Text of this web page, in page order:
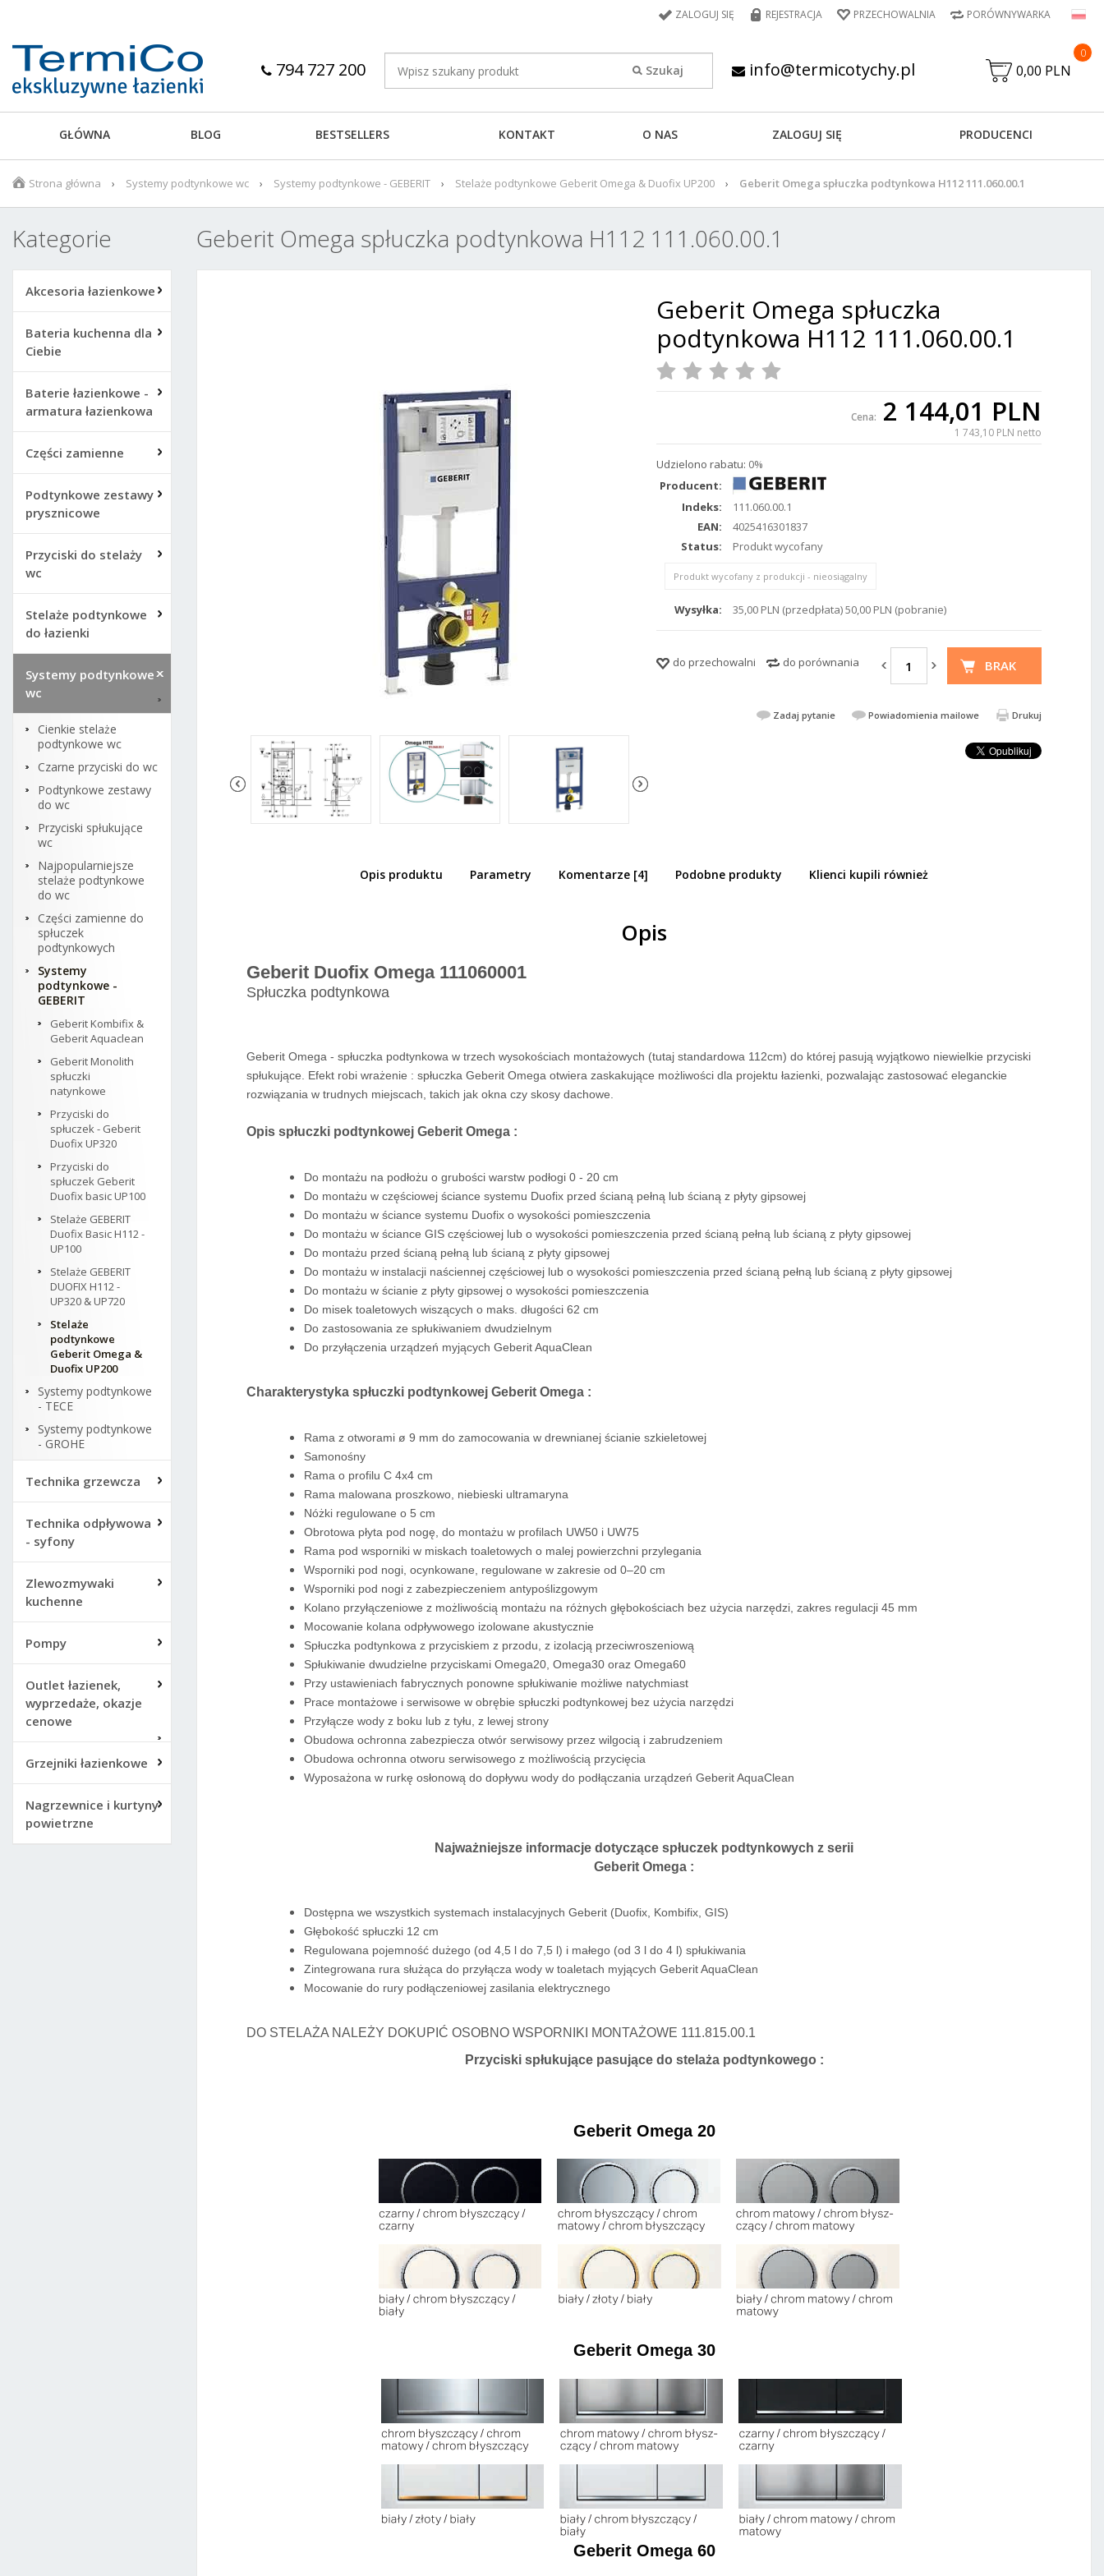
ZALOGUJ SIĘ REJESTRACJA PRZECHOWALNIA PORÓWNYWARKA
0,00 PLN
0
794 727 200 info@termicotychy.pl
GŁÓWNA BLOG BESTSELLERS KONTAKT O NAS ZALOGUJ SIĘ PRODUCENCI
Strona główna Systemy podtynkowe wc Systemy podtynkowe - GEBERIT Stelaże podtynkowe Geberit Omega & Duofix UP200 Geberit Omega spłuczka podtynkowa H112 111.060.00.1
Kategorie
Akcesoria łazienkowe
Bateria kuchenna dla
Ciebie
Baterie łazienkowe -
armatura łazienkowa
Części zamienne
Podtynkowe zestawy
prysznicowe
Przyciski do stelaży
wc
Stelaże podtynkowe
do łazienki
Systemy podtynkowe
wc
Cienkie stelaże
podtynkowe wc
Czarne przyciski do wc
Podtynkowe zestawy
do wc
Przyciski spłukujące
wc
Najpopularniejsze
stelaże podtynkowe
do wc
Części zamienne do
spłuczek
podtynkowych
Systemy
podtynkowe -
GEBERIT
Geberit Kombifix &
Geberit Aquaclean
Geberit Monolith
spłuczki
natynkowe
Przyciski do
spłuczek - Geberit
Duofix UP320
Przyciski do
spłuczek Geberit
Duofix basic UP100
Stelaże GEBERIT
Duofix Basic H112 -
UP100
Stelaże GEBERIT
DUOFIX H112 -
UP320 & UP720
Stelaże
podtynkowe
Geberit Omega &
Duofix UP200
Systemy podtynkowe
- TECE
Systemy podtynkowe
- GROHE
Technika grzewcza
Technika odpływowa
- syfony
Zlewozmywaki
kuchenne
Pompy
Outlet łazienek,
wyprzedaże, okazje
cenowe
Grzejniki łazienkowe
Nagrzewnice i kurtyny
powietrzne
Geberit Omega spłuczka podtynkowa H112 111.060.00.1
Geberit Omega spłuczka
podtynkowa H112 111.060.00.1
Cena: 2 144,01 PLN
1 743,10 PLN netto
Udzielono rabatu: 0%
Producent:
Indeks:
111.060.00.1
EAN:
4025416301837
Status:
Produkt wycofany
Produkt wycofany z produkcji - nieosiągalny
Wysyłka: 35,00 PLN (przedpłata) 50,00 PLN (pobranie)
do przechowalni do porównania BRAK
Zadaj pytanie Powiadomienia mailowe Drukuj
Geberit Omega spłuczka podtynkowa H112 2 144,01 PLN
Opis produktu Parametry Komentarze [4] Podobne produkty Klienci kupili również
Opis
Geberit Duofix Omega 111060001
Spłuczka podtynkowa
Geberit Omega - spłuczka podtynkowa w trzech wysokościach montażowych (tutaj standardowa 112cm) do której pasują wyjątkowo niewielkie przyciski
spłukujące. Efekt robi wrażenie : spłuczka Geberit Omega otwiera zaskakujące możliwości dla projektu łazienki, pozwalając zastosować eleganckie
rozwiązania w trudnych miejscach, takich jak okna czy skosy dachowe.
Opis spłuczki podtynkowej Geberit Omega :
Do montażu na podłożu o grubości warstw podłogi 0 - 20 cm
Do montażu w częściowej ściance systemu Duofix przed ścianą pełną lub ścianą z płyty gipsowej
Do montażu w ściance systemu Duofix o wysokości pomieszczenia
Do montażu w ściance GIS częściowej lub o wysokości pomieszczenia przed ścianą pełną lub ścianą z płyty gipsowej
Do montażu przed ścianą pełną lub ścianą z płyty gipsowej
Do montażu w instalacji naściennej częściowej lub o wysokości pomieszczenia przed ścianą pełną lub ścianą z płyty gipsowej
Do montażu w ścianie z płyty gipsowej o wysokości pomieszczenia
Do misek toaletowych wiszących o maks. długości 62 cm
Do zastosowania ze spłukiwaniem dwudzielnym
Do przyłączenia urządzeń myjących Geberit AquaClean
Charakterystyka spłuczki podtynkowej Geberit Omega :
Rama z otworami ø 9 mm do zamocowania w drewnianej ścianie szkieletowej
Samonośny
Rama o profilu C 4x4 cm
Rama malowana proszkowo, niebieski ultramaryna
Nóżki regulowane o 5 cm
Obrotowa płyta pod nogę, do montażu w profilach UW50 i UW75
Rama pod wsporniki w miskach toaletowych o malej powierzchni przylegania
Wsporniki pod nogi, ocynkowane, regulowane w zakresie od 0–20 cm
Wsporniki pod nogi z zabezpieczeniem antypoślizgowym
Kolano przyłączeniowe z możliwością montażu na różnych głębokościach bez użycia narzędzi, zakres regulacji 45 mm
Mocowanie kolana odpływowego izolowane akustycznie
Spłuczka podtynkowa z przyciskiem z przodu, z izolacją przeciwroszeniową
Spłukiwanie dwudzielne przyciskami Omega20, Omega30 oraz Omega60
Przy ustawieniach fabrycznych ponowne spłukiwanie możliwe natychmiast
Prace montażowe i serwisowe w obrębie spłuczki podtynkowej bez użycia narzędzi
Przyłącze wody z boku lub z tyłu, z lewej strony
Obudowa ochronna zabezpiecza otwór serwisowy przez wilgocią i zabrudzeniem
Obudowa ochronna otworu serwisowego z możliwością przycięcia
Wyposażona w rurkę osłonową do dopływu wody do podłączania urządzeń Geberit AquaClean
Najważniejsze informacje dotyczące spłuczek podtynkowych z serii
Geberit Omega :
Dostępna we wszystkich systemach instalacyjnych Geberit (Duofix, Kombifix, GIS)
Głębokość spłuczki 12 cm
Regulowana pojemność dużego (od 4,5 l do 7,5 l) i małego (od 3 l do 4 l) spłukiwania
Zintegrowana rura służąca do przyłącza wody w toaletach myjących Geberit AquaClean
Mocowanie do rury podłączeniowej zasilania elektrycznego
DO STELAŻA NALEŻY DOKUPIĆ OSOBNO WSPORNIKI MONTAŻOWE 111.815.00.1
Przyciski spłukujące pasujące do stelaża podtynkowego :
Geberit Omega 20
Geberit Omega 30
Geberit Omega 60